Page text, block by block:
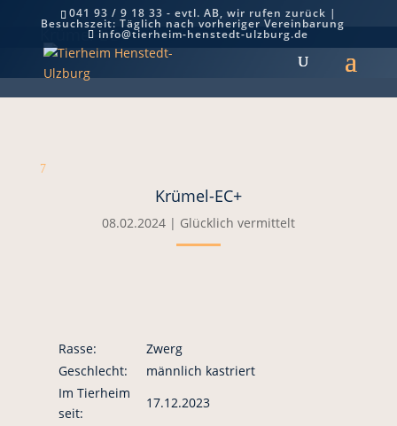
041 93 / 9 18 33 - evtl. AB, wir rufen zurück |
Besuchszeit: Täglich nach vorheriger Vereinbarung
info@tierheim-henstedt-ulzburg.de
Krümel-EC+
7
Krümel-EC+
08.02.2024| Glücklich vermittelt
Rasse:
Zwerg
Geschlecht:
männlich kastriert
Im Tierheim
seit:
17.12.2023